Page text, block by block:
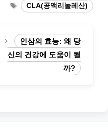
TagsCLA(공액리놀레산)
인삼의 효능: 왜 당
신의 건강에 도움이 될
까?